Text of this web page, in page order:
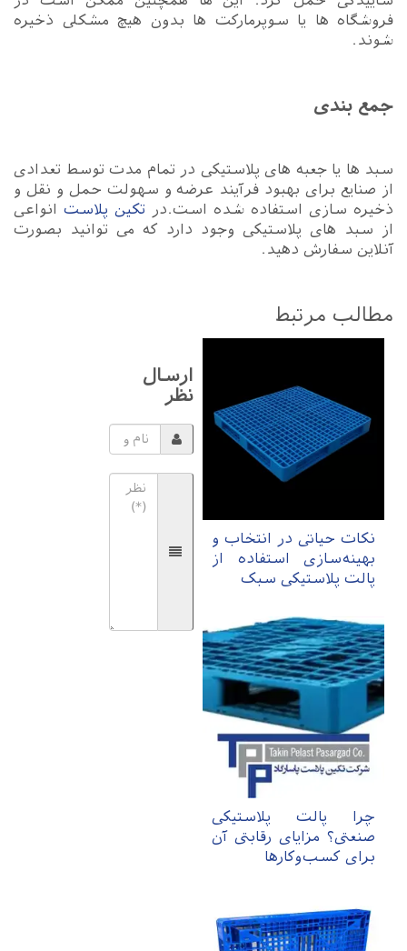
فروشگاه ها یا سوپرمارکت ها بدون هیچ مشکلی ذخیره
شوند.
جمع بندی
سبد ها یا جعبه های پلاستیکی در تمام مدت توسط تعدادی
از صنایع برای بهبود فرآیند عرضه و سهولت حمل و نقل و
ذخیره سازی استفاده شده است.در تکین پلاست انواعی
از سبد های پلاستیکی وجود دارد که می توانید بصورت
آنلاین سفارش دهید.
مطالب مرتبط
نکات حیاتی در انتخاب و
بهینه‌سازی استفاده از
پالت پلاستیکی سبک
چرا پالت پلاستیکی
صنعتی؟ مزایای رقابتی آن
برای کسب‌وکارها
ارسال
نظر